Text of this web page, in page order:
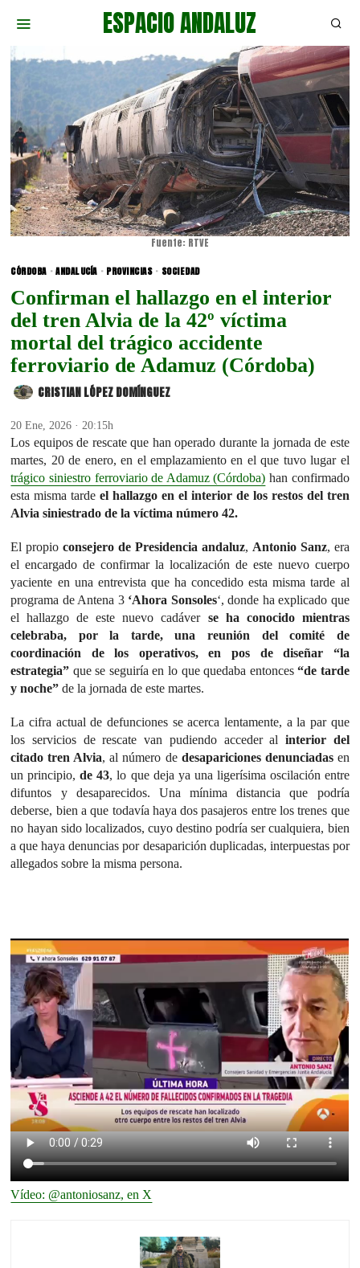
ESPACIO ANDALUZ
Fuente: RTVE
CÓRDOBA · ANDALUCÍA · PROVINCIAS · SOCIEDAD
Confirman el hallazgo en el interior
del tren Alvia de la 42º víctima
mortal del trágico accidente
ferroviario de Adamuz (Córdoba)
CRISTIAN LÓPEZ DOMÍNGUEZ
20 Ene, 2026 · 20:15h
Los equipos de rescate que han operado durante la jornada de este
martes, 20 de enero, en el emplazamiento en el que tuvo lugar el
trágico siniestro ferroviario de Adamuz (Córdoba) han confirmado
esta misma tardeel hallazgo en el interior de los restos del tren
Alvia siniestrado de la víctima número 42.
El propioconsejero de Presidencia andaluz, Antonio Sanz, era
el encargado de confirmar la localización de este nuevo cuerpo
yaciente en una entrevista que ha concedido esta misma tarde al
programa de Antena 3 ‘Ahora Sonsoles‘, donde ha explicado que
el hallazgo de este nuevo cadáver se ha conocido mientras
celebraba, por la tarde, una reunión del comité de
coordinación de los operativos, en pos de diseñar “la
estrategia” que se seguiría en lo que quedaba entonces“de tarde
y noche” de la jornada de este martes.
La cifra actual de defunciones se acerca lentamente, a la par que
los servicios de rescate van pudiendo acceder al interior del
citado tren Alvia, al número de desapariciones denunciadasen
un principio,de 43, lo que deja ya una ligerísima oscilación entre
difuntos y desaparecidos. Una mínima distancia que podría
deberse, bien a que todavía haya dos pasajeros entre los trenes que
no hayan sido localizados, cuyo destino podría ser cualquiera, bien
a que haya denuncias por desaparición duplicadas, interpuestas por
allegados sobre la misma persona.
Vídeo: @antoniosanz, en X